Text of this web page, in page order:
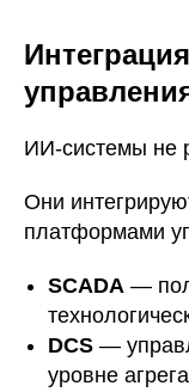
ИИ-системы не
Они
платформами
SCADA —
DCS —
уровне